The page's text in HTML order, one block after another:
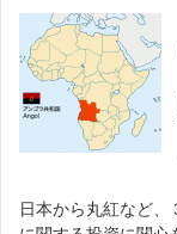
日本から丸紅など